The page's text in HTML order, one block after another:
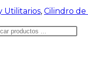
Utilitarios, Cilindro